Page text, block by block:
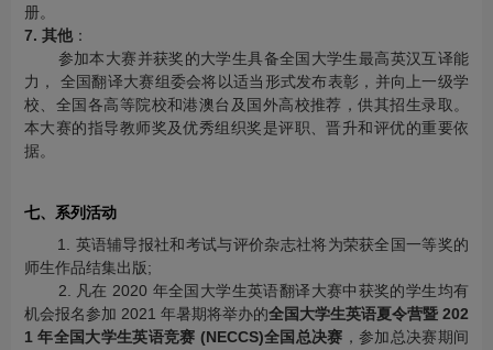
册。
7. 其他：
参加本大赛并获奖的大学生具备全国大学生最高英汉互译能
力， 全国翻译大赛组委会将以适当形式发布表彰，并向上一级学
校、全国各高等院校和港澳台及国外高校推荐，供其招生录取。
本大赛的指导教师奖及优秀组织奖是评职、晋升和评优的重要依
据。
七、系列活动
1. 英语辅导报社和考试与评价杂志社将为荣获全国一等奖的
师生作品结集出版;
2. 凡在 2020 年全国大学生英语翻译大赛中获奖的学生均有
机会报名参加 2021 年暑期将举办的全国大学生英语夏令营暨 202
1 年全国大学生英语竞赛 (NECCS)全国总决赛 ，参加总决赛期间